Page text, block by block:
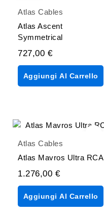
Atlas Cables
Atlas Ascent
Symmetrical
727,00 €
Aggiungi Al Carrello
Atlas Cables
Atlas Mavros Ultra RCA
1.276,00 €
Aggiungi Al Carrello